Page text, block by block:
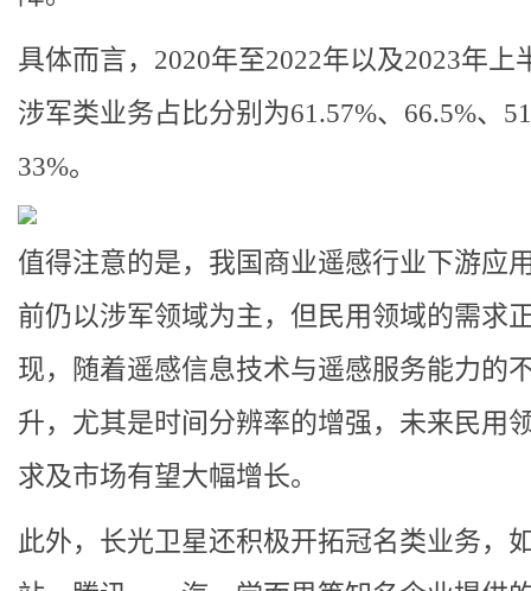
具体而言，2020年至2022年以及2023年上
涉军类业务占比分别为61.57%、66.5%、
33%。
值得注意的是，我国商业遥感行业下游应
前仍以涉军领域为主，但民用领域的需求
现，随着遥感信息技术与遥感服务能力的
升，尤其是时间分辨率的增强，未来民用
求及市场有望大幅增长。
此外，长光卫星还积极开拓冠名类业务，